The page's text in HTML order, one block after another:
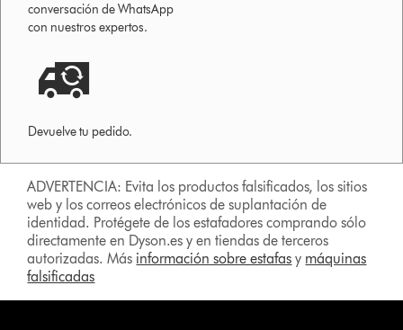
conversación de WhatsApp
con nuestros expertos.
Devuelve tu pedido.
ADVERTENCIA: Evita los productos falsificados, los sitios
web y los correos electrónicos de suplantación de
identidad. Protégete de los estafadores comprando sólo
directamente en Dyson.es y en tiendas de terceros
autorizadas. Más información sobre estafas y máquinas
falsificadas